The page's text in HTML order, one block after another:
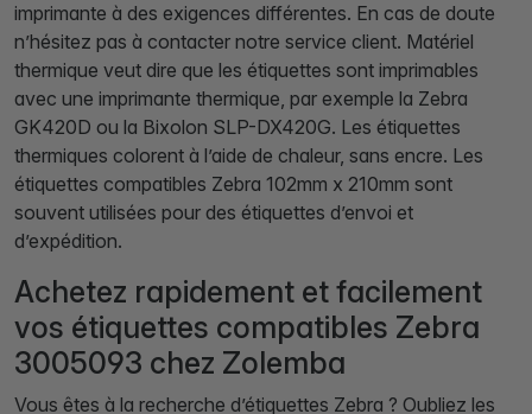
imprimante à des exigences différentes. En cas de doute
n’hésitez pas à contacter notre service client. Matériel
thermique veut dire que les étiquettes sont imprimables
avec une imprimante thermique, par exemple la Zebra
GK420D ou la Bixolon SLP-DX420G. Les étiquettes
thermiques colorent à l’aide de chaleur, sans encre. Les
étiquettes compatibles Zebra 102mm x 210mm sont
souvent utilisées pour des étiquettes d’envoi et
d’expédition.
Achetez rapidement et facilement
vos étiquettes compatibles Zebra
3005093 chez Zolemba
Vous êtes à la recherche d’étiquettes Zebra ? Oubliez les